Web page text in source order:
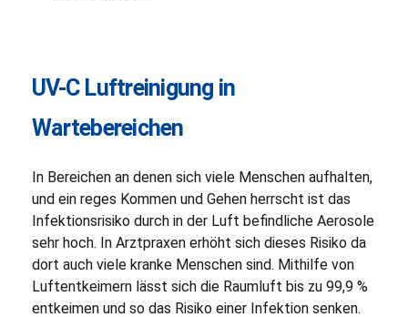
UV-C Luftreinigung in
Wartebereichen
In Bereichen an denen sich viele Menschen aufhalten,
und ein reges Kommen und Gehen herrscht ist das
Infektionsrisiko durch in der Luft befindliche Aerosole
sehr hoch. In Arztpraxen erhöht sich dieses Risiko da
dort auch viele kranke Menschen sind. Mithilfe von
Luftentkeimern lässt sich die Raumluft bis zu 99,9 %
entkeimen und so das Risiko einer Infektion senken.